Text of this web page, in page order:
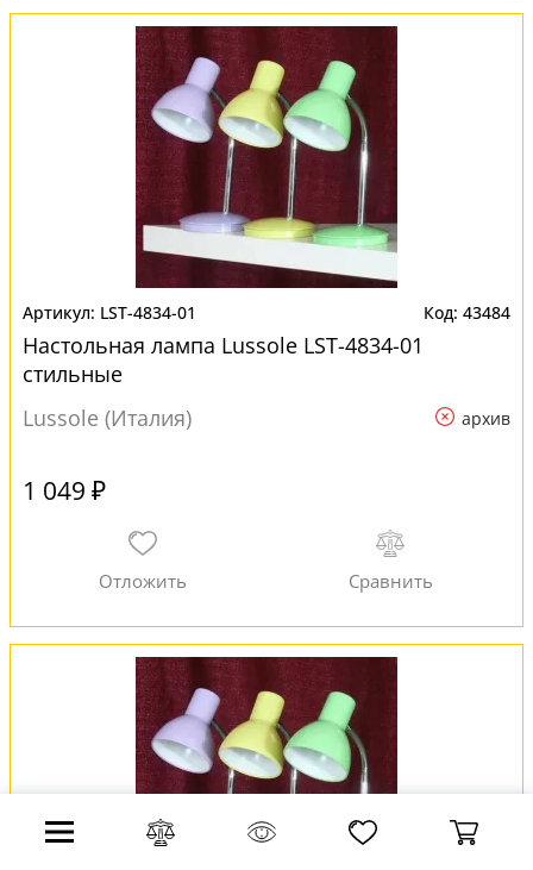
LST-4834-01 43484
Настольная лампа Lussole LST-4834-01
стильные
Lussole (Италия)
архив
1 049 ₽